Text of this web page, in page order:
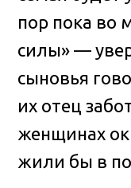
пор пока во
силы» —
сыновья
их отец
женщинах
жили бы в